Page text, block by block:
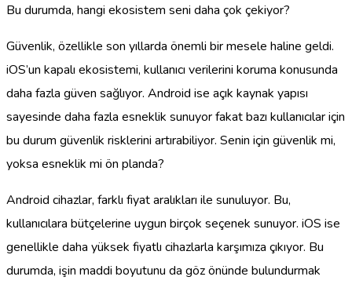
Bu durumda, hangi ekosistem seni daha çok çekiyor?
Güvenlik, özellikle son yıllarda önemli bir mesele haline geldi.
iOS’un kapalı ekosistemi, kullanıcı verilerini koruma konusunda
daha fazla güven sağlıyor. Android ise açık kaynak yapısı
sayesinde daha fazla esneklik sunuyor fakat bazı kullanıcılar için
bu durum güvenlik risklerini artırabiliyor. Senin için güvenlik mi,
yoksa esneklik mi ön planda?
Android cihazlar, farklı fiyat aralıkları ile sunuluyor. Bu,
kullanıcılara bütçelerine uygun birçok seçenek sunuyor. iOS ise
genellikle daha yüksek fiyatlı cihazlarla karşımıza çıkıyor. Bu
durumda, işin maddi boyutunu da göz önünde bulundurmak